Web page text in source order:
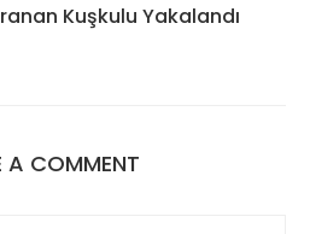
Kuşkulu Yakalandı
A COMMENT